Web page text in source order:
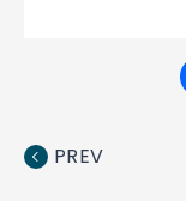
PREV